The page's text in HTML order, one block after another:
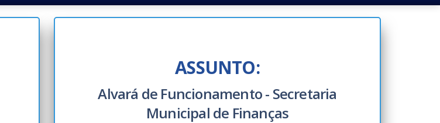
Telefones Úteis
Concursos
Radares
ASSUNTO:
Alvará de Funcionamento - Secretaria
Municipal de Finanças